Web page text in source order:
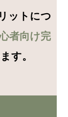
ットにつ
者向け完
す。